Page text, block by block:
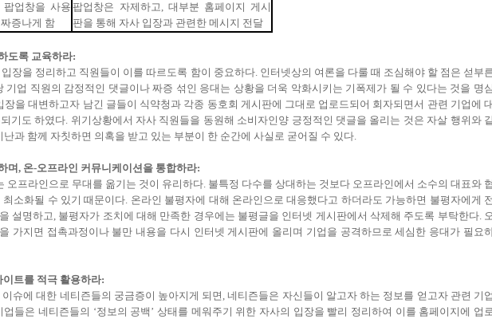
팝업창을 사용
짜증나게 함
팝업창은 자제하고, 대부분 홈페이지 게시
판을 통해 자사 입장과 관련한 메시지 전달
도록 교육하라:
장을 정리하고 직원들이 이를 따르도록 함이 중요하다. 인터넷상의 여론을 다룰 때 조심해야 할 점은 섣부
기업 직원의 감정적인 댓글이나 짜증 섞인 응대는 상황을 더욱 악화시키는 기폭제가 될 수 있다는 것을 명심
을 대변하고자 남긴 글들이 식약청과 각종 동호회 게시판에 그대로 업로드되어 회자되면서 관련 기업에 대
기도 하였다. 위기상황에서 자사 직원들을 동원해 소비자인양 긍정적인 댓글을 올리는 것은 자살 행위와
과 함께 자칫하면 의혹을 받고 있는 부분이 한 순간에 사실로 굳어질 수 있다.
며, 온-오프라인 커뮤니케이션을 통합하라:
오프라인으로 무대를 옮기는 것이 유리하다. 불특정 다수를 상대하는 것보다 오프라인에서 소수의 대표와 협
소화될 수 있기 때문이다. 온라인 불평자에 대해 온라인으로 대응했다고 하더라도 가능하면 불평자에게 전
설명하고, 불평자가 조치에 대해 만족한 경우에는 불평글을 인터넷 게시판에서 삭제해 주도록 부탁한다.
가지면 접촉과정이나 불만 내용을 다시 인터넷 게시판에 올리며 기업을 공격하므로 세심한 응대가 필요
이트를 적극 활용하라:
슈에 대한 네티즌들의 궁금증이 높아지게 되면, 네티즌들은 자신들이 알고자 하는 정보를 얻고자 관련 기업
들은 네티즌들의 ‘정보의 공백’ 상태를 메워주기 위한 자사의 입장을 빨리 정리하여 이를 홈페이지에 업